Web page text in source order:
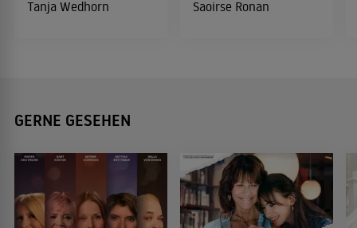
Tanja Wedhorn Saoirse Ronan
GERNE GESEHEN